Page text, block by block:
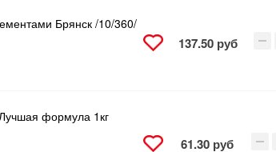
Брянск /10/360/
137.50 руб
формула 1кг
61.30 руб